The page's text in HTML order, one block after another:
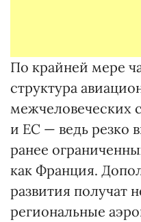
По крайней мере
структура
межчеловеческих
и ЕС — ведь резко
ранее
как Франция.
развития получат
региональные